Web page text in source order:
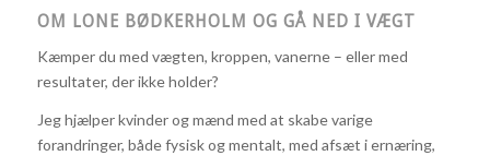
OM LONE BØDKERHOLM OG GÅ NED I VÆGT
Kæmper du med vægten, kroppen, vanerne – eller med
resultater, der ikke holder?
Jeg hjælper kvinder og mænd med at skabe varige
forandringer, både fysisk og mentalt, med afsæt i ernæring,